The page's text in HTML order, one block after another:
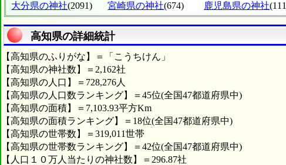
大分県の神社(2091) 宮崎県の神社(674) 鹿児島県の神社
高知県の詳細統計
【高知県のふりがな】＝「こうちけん」
【高知県の神社数】＝2,162社
【高知県の人口】＝728,276人
【高知県の人口数ランキング】＝45位(全国47都道府県中)
【高知県の面積】＝7,103.93平方Km
【高知県の面積ランキング】＝18位(全国47都道府県中)
【高知県の世帯数】＝319,011世帯
【高知県の世帯数ランキング】＝42位(全国47都道府県中)
【人口１０万人当たりの神社数】＝296.87社